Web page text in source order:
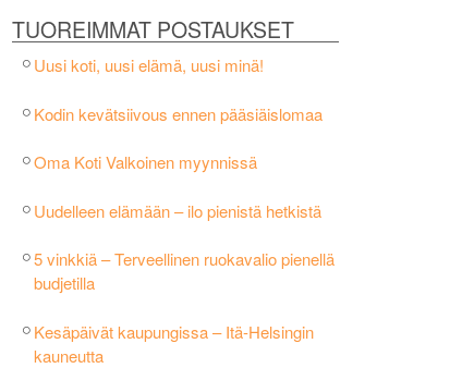
TUOREIMMAT POSTAUKSET
Uusi koti, uusi elämä, uusi minä!
Kodin kevätsiivous ennen pääsiäislomaa
Oma Koti Valkoinen myynnissä
Uudelleen elämään – ilo pienistä hetkistä
5 vinkkiä – Terveellinen ruokavalio pienellä
budjetilla
Kesäpäivät kaupungissa – Itä-Helsingin
kauneutta